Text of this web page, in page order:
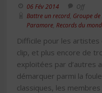
06 Fév 2014
Off
Battre un record Groupe
Paramore Records du
Difficile pour les artistes
clip, et plus encore de
exploitées par d’autres
démarquer parmi la
classiques, les